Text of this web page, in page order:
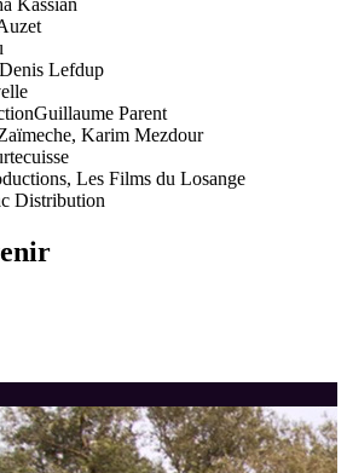
Lefdup
Guillaume Parent
Karim Mezdour
Les Films du Losange
Distribution